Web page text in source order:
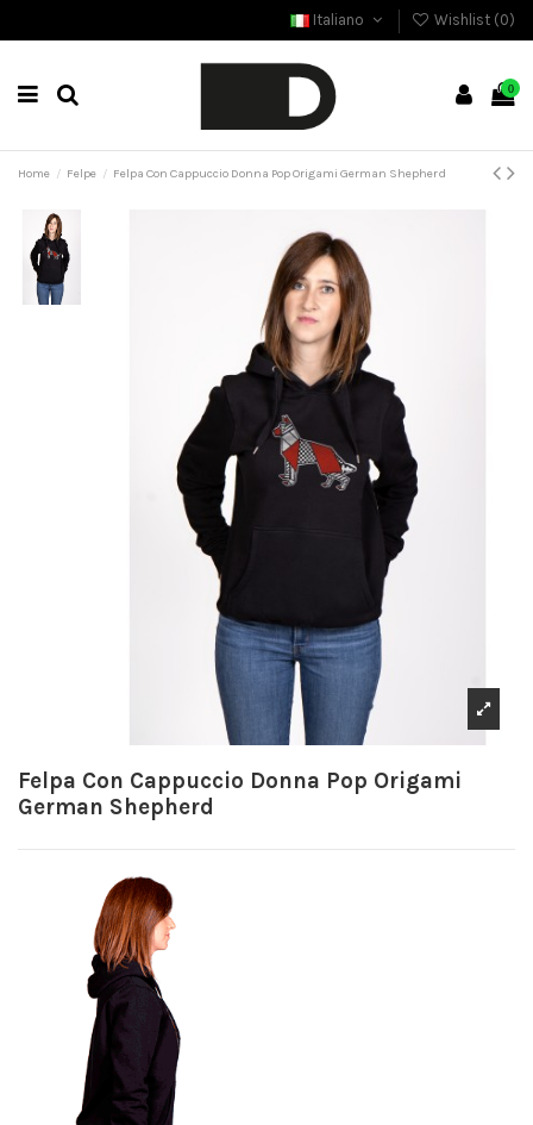
Italiano Wishlist (0)
0
Home Felpe Felpa Con Cappuccio Donna Pop Origami German Shepherd
Felpa Con Cappuccio Donna Pop Origami
German Shepherd